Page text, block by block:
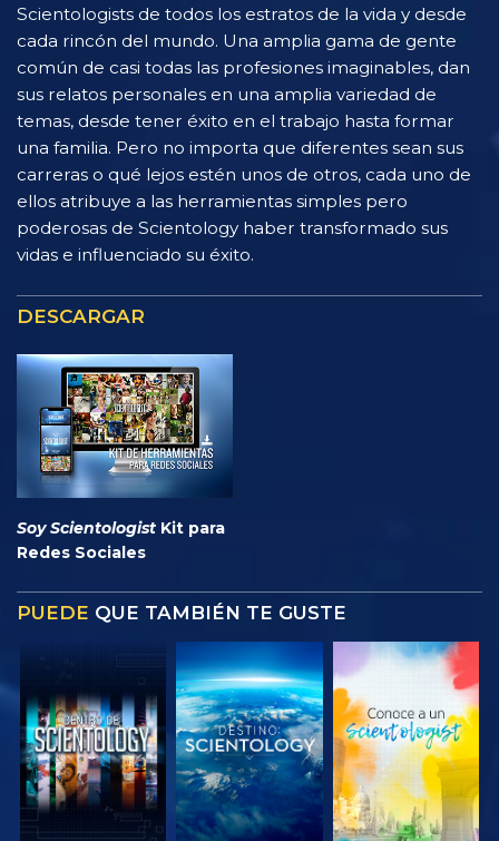
Scientologists de todos los estratos de la vida y desde
cada rincón del mundo. Una amplia gama de gente
común de casi todas las profesiones imaginables, dan
sus relatos personales en una amplia variedad de
temas, desde tener éxito en el trabajo hasta formar
una familia. Pero no importa que diferentes sean sus
carreras o qué lejos estén unos de otros, cada uno de
ellos atribuye a las herramientas simples pero
poderosas de Scientology haber transformado sus
vidas e influenciado su éxito.
DESCARGAR
Soy Scientologist Kit para
Redes Sociales
PUEDE QUE TAMBIÉN TE GUSTE